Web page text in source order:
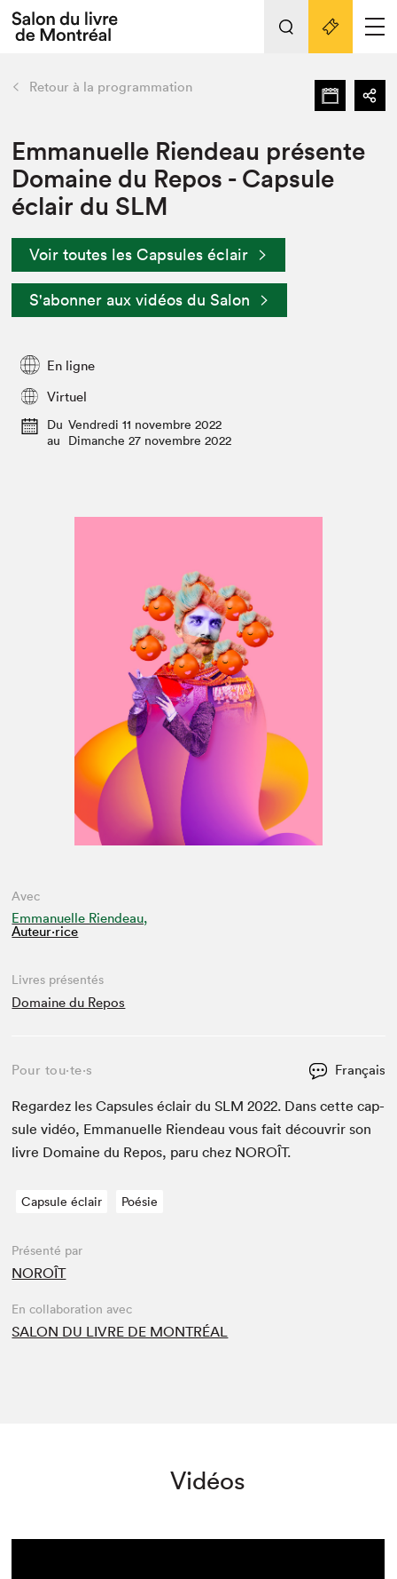
Espace enseignant·e·s
Espace médias
L'événement
Préparer sa visite au Salon
Actualités
SLM PRO
retour Nos activités
Préparer sa visite
Salon au Palais
Salon dans la ville et en ligne
Projets partenaires
Liens pratiques
Retour à la programmation
Emmanuelle Riendeau présente
Domaine du Repos - Capsule
éclair du SLM
Voir toutes les Capsules éclair
S'abonner aux vidéos du Salon
En ligne
Virtuel
Du Vendredi 11 novembre 2022
au
Dimanche 27 novembre 2022
Avec
Emmanuelle Riendeau,
Auteur·rice
Livres présentés
Domaine du Repos
Pour tou⋅te⋅s Français
Regardez les Cap­sules éclair duSLM 2022. Dans cette cap­
sule vidéo, Emmanuelle Rien­deau vous fait décou­vrir son
livre Domaine du Repos, paru chez NOROÎT.
Capsule éclair Poésie
Présenté par
NOROÎT
En collaboration avec
SALON DU LIVRE DE MONTRÉAL
Vidéos